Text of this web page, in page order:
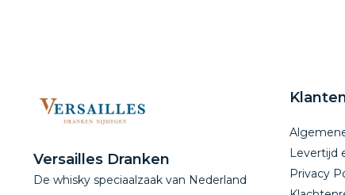
Versailles Dranken
De whisky speciaalzaak van Nederland
Levertijd
Privacy